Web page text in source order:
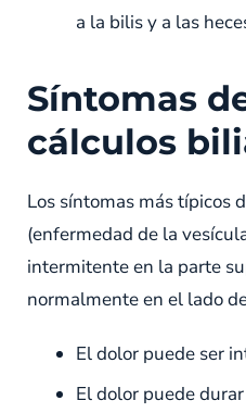
a la bilis y a las
Síntomas
cálculos
Los síntomas más típicos
(enfermedad de la
intermitente en la parte
normalmente en el lado
El dolor puede ser
El dolor puede